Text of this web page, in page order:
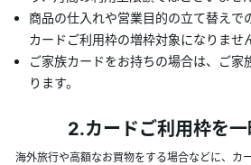
商品の仕入れや営業目的の立て替えで
カードご利用枠の増枠対象になりませ
ご家族カードをお持ちの場合は、ご家
ります。
2.カードご利用枠を
海外旅行や高額なお買物をする場合などに、カ